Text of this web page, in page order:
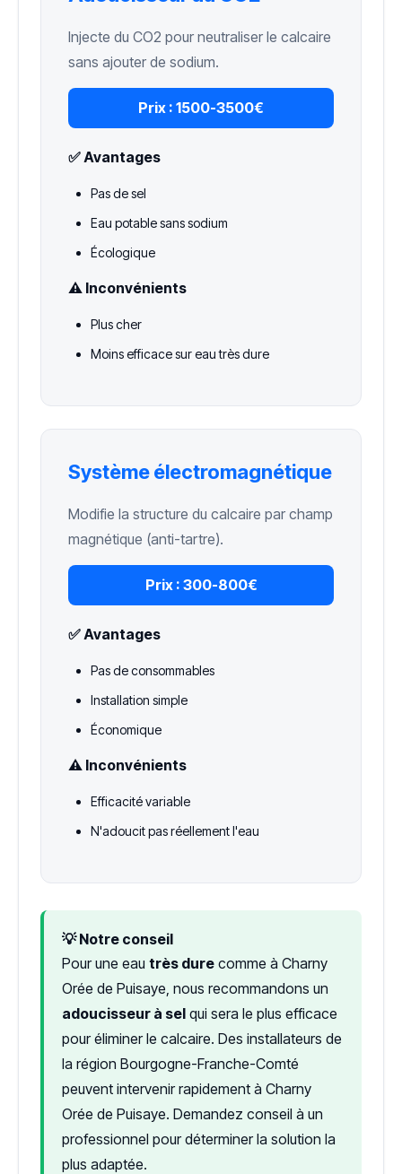
Injecte du CO2 pour neutraliser le calcaire
sans ajouter de sodium.
Prix : 1500-3500€
✅ Avantages
Pas de sel
Eau potable sans sodium
Écologique
⚠️ Inconvénients
Plus cher
Moins efficace sur eau très dure
Système électromagnétique
Modifie la structure du calcaire par champ
magnétique (anti-tartre).
Prix : 300-800€
✅ Avantages
Pas de consommables
Installation simple
Économique
⚠️ Inconvénients
Efficacité variable
N'adoucit pas réellement l'eau
💡 Notre conseil
Pour une eau très dure comme à Charny
Orée de Puisaye, nous recommandons un
adoucisseur à sel qui sera le plus efficace
pour éliminer le calcaire. Des installateurs de
la région Bourgogne-Franche-Comté
peuvent intervenir rapidement à Charny
Orée de Puisaye. Demandez conseil à un
professionnel pour déterminer la solution la
plus adaptée.